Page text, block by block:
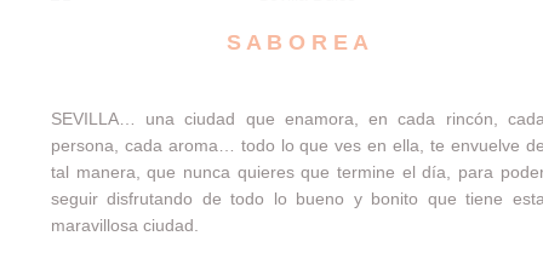
S A B O R E A
SEVILLA… una ciudad que enamora, en cada rincón,
persona, cada aroma… todo lo que ves en ella, te envuelve
tal manera, que nunca quieres que termine el día, para
seguir disfrutando de todo lo bueno y bonito que tiene
maravillosa ciudad.